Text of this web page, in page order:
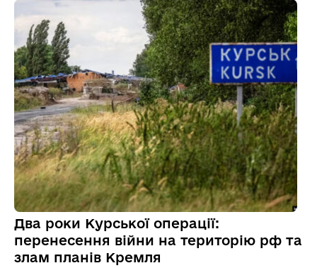
Два роки Курської операції:
перенесення війни на територію рф та
злам планів Кремля